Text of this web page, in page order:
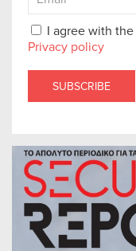
I agree with the
Privacy policy
SUBSCRIBE